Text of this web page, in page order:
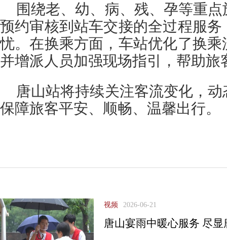
围绕老、幼、病、残、孕等重
预约审核到站车交接的全过程服
忧。在换乘方面，车站优化了换
并增派人员加强现场指引，帮助旅
唐山站将持续关注客流变化，
保障旅客平安、顺畅、温馨出行。
视频 2026-06-21
唐山宴雨中暖心服务 尽